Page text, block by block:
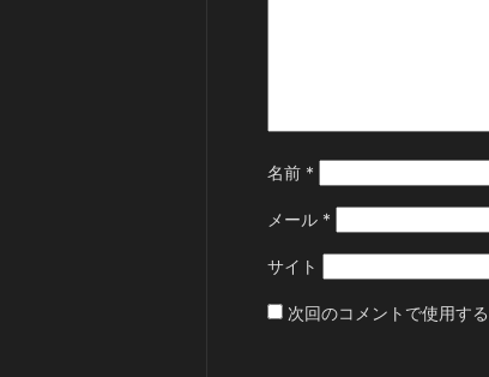
名前 *
メール *
サイト
次回のコメントで使用す